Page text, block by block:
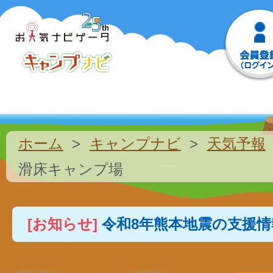
ホーム キャンプナビ
天気予報
滑床キャンプ場
[お知らせ] 令和8年熊本地震の支援